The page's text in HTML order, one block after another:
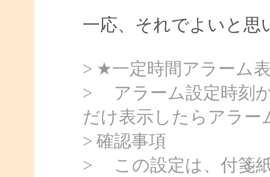
一応、それでよいと思
> ★一定時間アラーム
> アラーム設定時刻
だけ表示したらアラー
> 確認事項
> この設定は、付箋